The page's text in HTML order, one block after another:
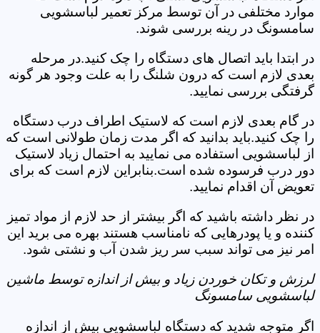
موارد مختلفی در آن توسط مرکز تعمیر لباسشویی
سامسونگ در رینه بررسی شوند.
در ابتدا باید اتصال های دستگاه را چک کنید.در مرحله
بعدی لازم است که درون شلنگ را به علت وجود هر گونه
گرفتگی بررسی نمایید.
در گام بعدی لازم است که لاستیک اطراف درب دستگاه
را چک کنید.باید بدانید که اگر مدت زمان طولانی است که
از لباسشویی استفاده می نمایید به احتمال زیاد لاستیک
دور درب فرسوده شده است.بنابراین لازم است که برای
تعویض آن اقدام نمایید.
در نظر داشته باشید که اگر بیشتر از حد لازم از مواد تمیز
کننده و یا پودرهایی که نامناسب هستند بهره می برید این
امر نیز می تواند سبب سر ریز شدن آب و نشتی شود.
لرزش و تکان خوردن زیاد و بیش از اندازه توسط ماشین
لباسشویی سامسونگ
اگر متوجه شدید که دستگاه لباسشویی بیش از اندازه